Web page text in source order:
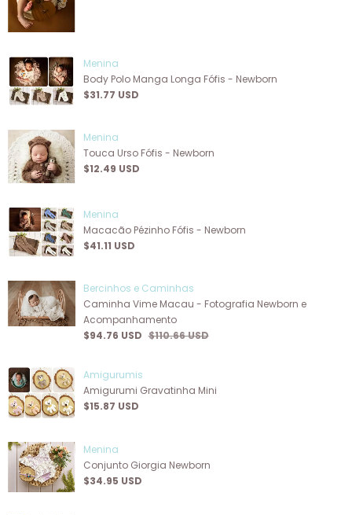
Menina
Body Polo Manga Longa Fófis - Newborn
$31.77 USD
Menina
Touca Urso Fófis - Newborn
$12.49 USD
Menina
Macacão Pézinho Fófis - Newborn
$41.11 USD
Bercinhos e Caminhas
Caminha Vime Macau - Fotografia Newborn e
Acompanhamento
$94.76 USD $110.66 USD
Amigurumis
Amigurumi Gravatinha Mini
$15.87 USD
Menina
Conjunto Giorgia Newborn
$34.95 USD